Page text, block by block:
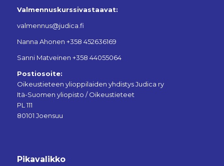
Valmennuskurssivastaavat:
valmennus@judica.fi
Nanna Ahonen +358 452636169
Sanni Matveinen +358 44055064
Postiosoite:
Oikeustieteen ylioppilaiden yhdistys Judica ry
Itä-Suomen yliopisto / Oikeustieteet
PL 111
80101 Joensuu
Pikavalikko